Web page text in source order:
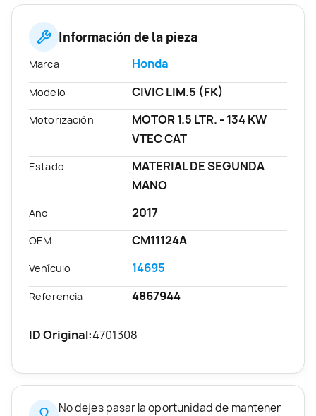
Información de la pieza
Marca Honda
Modelo CIVIC LIM.5 (FK)
Motorización
MOTOR 1.5 LTR. - 134 KW
VTEC CAT
Estado
MATERIAL DE SEGUNDA
MANO
Año 2017
OEM CM11124A
Vehículo 14695
Referencia 4867944
ID Original:4701308
No dejes pasar la oportunidad de mantener